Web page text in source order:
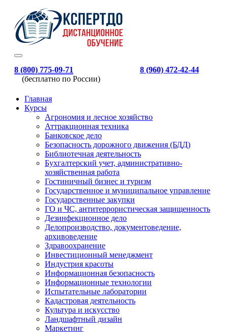
8 (800) 775-09-71
(бесплатно по России)
8 (960) 472-42-44
Главная
Курсы
Агрономия и лесное хозяйство
Аттракционная техника
Банковское дело
Безопасность дорожного движения (БДД)
Библиотечная деятельность
Бухгалтерский учет, административно-
хозяйственная работа
Гостиничный бизнес и туризм
Государственное и муниципальное управление
Государственные закупки
ГО и ЧС, антитеррористическая защищенность
Дезинфекционное дело
Делопроизводство, документоведение,
архивоведение
Здравоохранение
Инвестиционный менеджмент
Индустрия красоты
Информационная безопасность
Информационные технологии
Испытательные лаборатории
Кадастровая деятельность
Культура и искусство
Ландшафтный дизайн
Маркетинг